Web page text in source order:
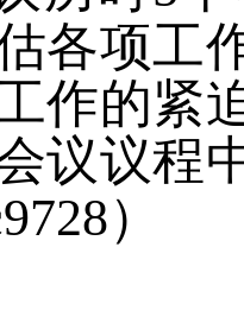
各项工
作的紧
议议程
）